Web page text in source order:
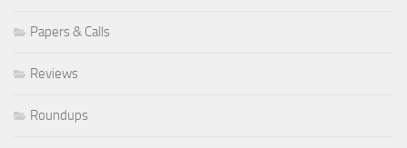
Papers & Calls
Reviews
Roundups